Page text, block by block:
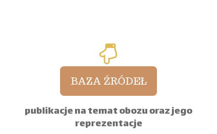
publikacje na temat obozu oraz jego
reprezentacje
BAZA ŹRÓDEŁ